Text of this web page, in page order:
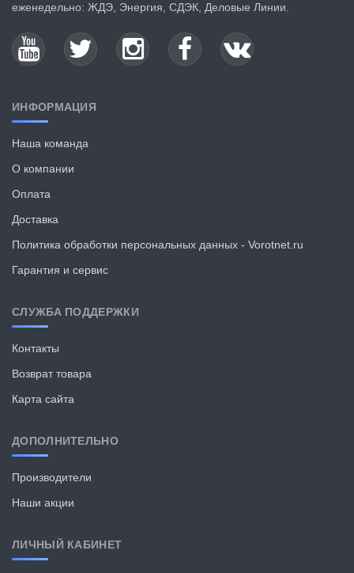
еженедельно: ЖДЭ, Энергия, СДЭК, Деловые Линии.
ИНФОРМАЦИЯ
Наша команда
О компании
Оплата
Доставка
Политика обработки персональных данных - Vorotnet.ru
Гарантия и сервис
СЛУЖБА ПОДДЕРЖКИ
Контакты
Возврат товара
Карта сайта
ДОПОЛНИТЕЛЬНО
Производители
Наши акции
ЛИЧНЫЙ КАБИНЕТ